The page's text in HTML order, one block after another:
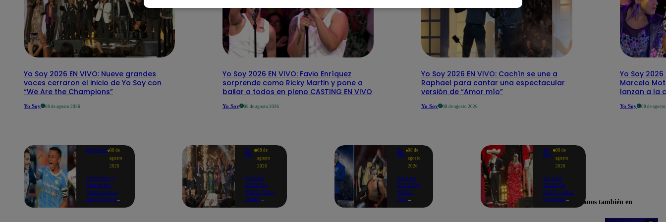
Yo Soy 2026 EN VIVO: Nueve grandes
voces cerraron el inicio de Yo Soy con
“We Are the Champions”
Yo Soy 08 de agosto 2026
Yo Soy 2026 EN VIVO: Favio Enríquez
sorprende como Ricky Martin y pone a
bailar a todos en pleno CASTING EN VIVO
Yo Soy 08 de agosto 2026
Yo Soy 2026 EN VIVO: Cachín se une a
Raphael para cantar una espectacular
versión de “Amor mío”
Yo Soy 08 de agosto 2026
Yo Soy 2026
Marcelo
lanzan a la
Yo Soy 08 de
Deportes 08 de
agosto
2026
Partidos y
tabla de
posiciones
del Torneo
Yo
Soy
08 de
agosto
2026
Yo Soy
2026 EN
VIVO: “Hey
Jude”
Yo
Soy
08 de
agosto
2026
Yo Soy
2026 EN
VIVO:
Jely
Yo
Soy
08 de
agosto
2026
Yo Soy
2026 EN
VIVO: Julio
Iglesias,Encuéntranos también en